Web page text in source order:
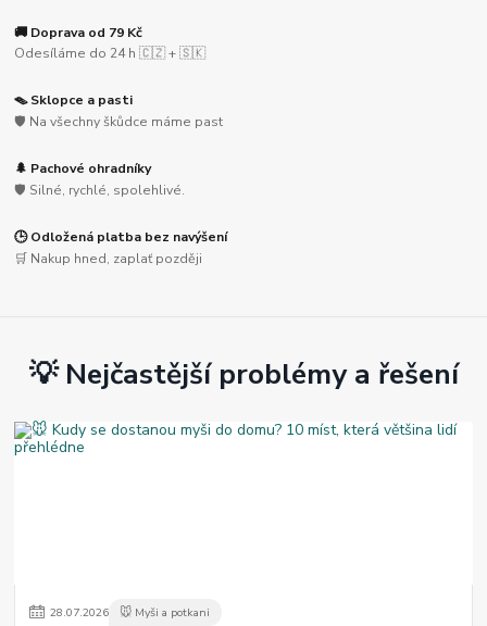
🚚 Doprava od 79 Kč
Odesíláme do 24 h 🇨🇿 + 🇸🇰
🪤 Sklopce a pasti
🛡️ Na všechny škůdce máme past
🌲 Pachové ohradníky
🛡️ Silné, rychlé, spolehlivé.
🕒 Odložená platba bez navýšení
🛒 Nakup hned, zaplať později
💡 Nejčastější problémy a řešení
28.07.2026 🐭 Myši a potkani